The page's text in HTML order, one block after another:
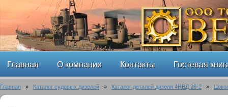
Главная О компании Контакты Гостевая
Главная » Каталог судовых дизелей » Каталог деталей дизеля 4НВД 26-2 »